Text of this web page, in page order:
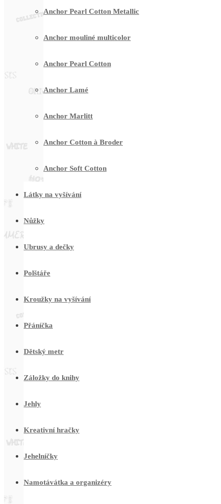
Anchor Pearl Cotton Metallic
Anchor mouliné multicolor
Anchor Pearl Cotton
Anchor Lamé
Anchor Marlitt
Anchor Cotton à Broder
Anchor Soft Cotton
Látky na vyšívání
Nůžky
Ubrusy a dečky
Polštáře
Kroužky na vyšívání
Přáníčka
Dětský metr
Záložky do knihy
Jehly
Kreativní hračky
Jehelníčky
Namotávátka a organizéry